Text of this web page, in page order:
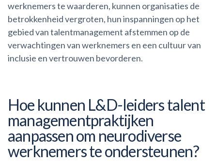
werknemers te waarderen, kunnen organisaties de
betrokkenheid vergroten, hun inspanningen op het
gebied van talentmanagement afstemmen op de
verwachtingen van werknemers en een cultuur van
inclusie en vertrouwen bevorderen.
Hoe kunnen L&D-leiderstalent
managementpraktijken
aanpassen om neurodiverse
werknemers te ondersteunen?